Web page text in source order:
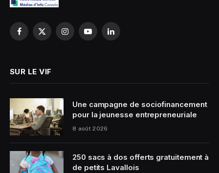
Facebook
X
InstagramYouTubeLinkedIn
SUR LE VIF
Une campagne de sociofinancement
pour la jeunesse entrepreneuriale
8 août 2026
250 sacs à dos offerts gratuitement à
de petits Lavallois